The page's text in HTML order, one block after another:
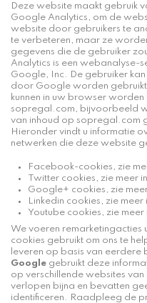
Deze website maakt gebruik
Google Analytics, om de
website door gebruikers te
te verbeteren, maar ze
gegevens die de gebruiker
Analytics is een
Google, Inc. De gebruiker kan
door Google worden
kunnen in uw browser
sopregal.com, bijvoorbeeld
van inhoud op sopregal.com
Hieronder vindt u informatie
netwerken die deze website
Facebook-cookies, zie
Twitter cookies, zie meer
Google+ cookies, zie
Linkedin cookies, zie
Youtube cookies, zie
We voeren remarketingacties
cookies gebruikt om ons te
leveren op basis van eerdere
Google gebruikt deze
op verschillende websites
verlopen bijna en bevatten
identificeren. Raadpleeg de